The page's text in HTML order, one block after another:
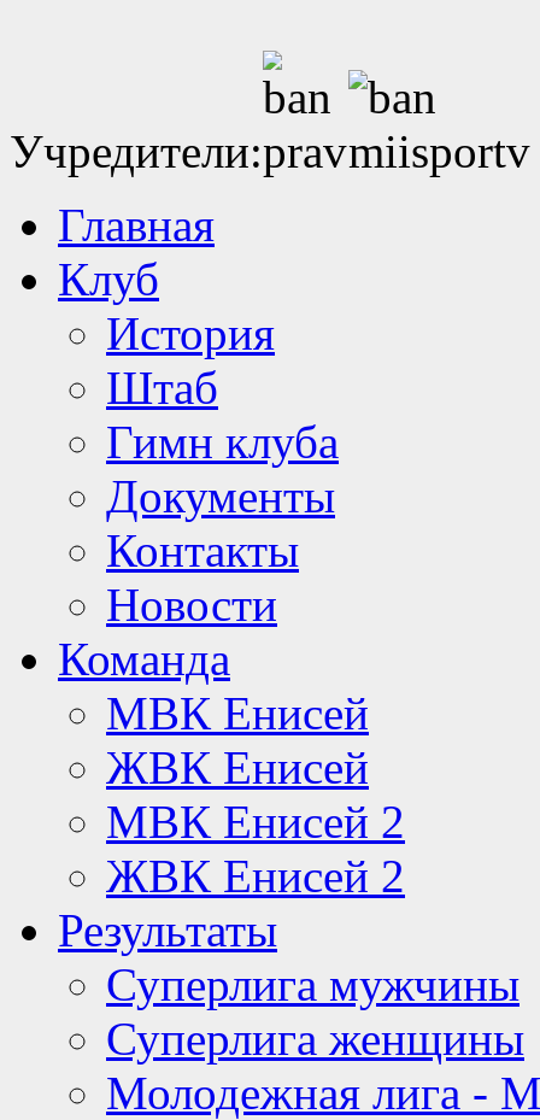
Учредители:
Главная
Клуб
История
Штаб
Гимн клуба
Документы
Контакты
Новости
Команда
МВК Енисей
ЖВК Енисей
МВК Енисей 2
ЖВК Енисей 2
Результаты
Суперлига мужчины
Суперлига женщины
Молодежная лига -